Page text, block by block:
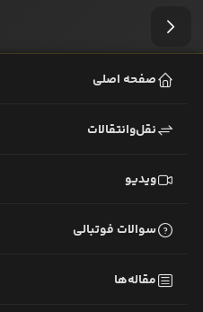
صفحه اصلی
نقل‌وانتقالات
ویدیو
سوالات فوتبالی
مقاله‌ها